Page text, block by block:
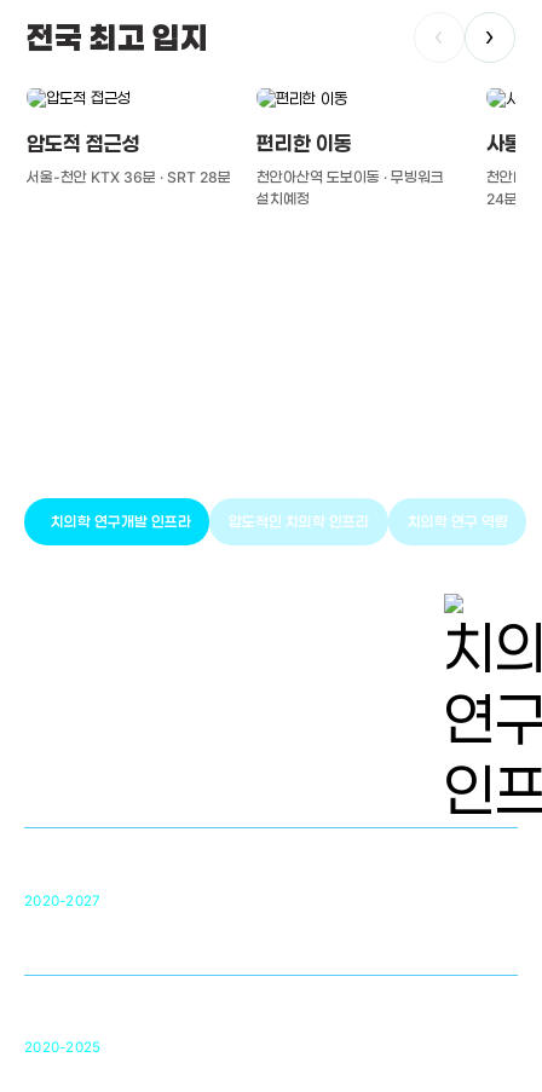
전국 최고 입지 ‹ ›
압도적 접근성
서울-천안 KTX 36분 · SRT 28분
편리한 이동
천안아산역 도보이동 · 무빙워크
설치예정
사통
천안IC(
24분
치의학 연구개발 인프라 압도적인 치의학 인프라 치의학 연구 역량
2020-2027
2020-2025